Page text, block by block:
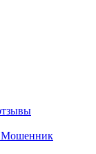
Мошенник